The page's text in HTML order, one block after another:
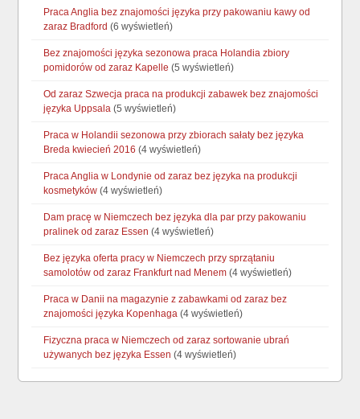
Praca Anglia bez znajomości języka przy pakowaniu kawy od
zaraz Bradford (6 wyświetleń)
Bez znajomości języka sezonowa praca Holandia zbiory
pomidorów od zaraz Kapelle (5 wyświetleń)
Od zaraz Szwecja praca na produkcji zabawek bez znajomości
języka Uppsala (5 wyświetleń)
Praca w Holandii sezonowa przy zbiorach sałaty bez języka
Breda kwiecień 2016 (4 wyświetleń)
Praca Anglia w Londynie od zaraz bez języka na produkcji
kosmetyków (4 wyświetleń)
Dam pracę w Niemczech bez języka dla par przy pakowaniu
pralinek od zaraz Essen (4 wyświetleń)
Bez języka oferta pracy w Niemczech przy sprzątaniu
samolotów od zaraz Frankfurt nad Menem (4 wyświetleń)
Praca w Danii na magazynie z zabawkami od zaraz bez
znajomości języka Kopenhaga (4 wyświetleń)
Fizyczna praca w Niemczech od zaraz sortowanie ubrań
używanych bez języka Essen (4 wyświetleń)